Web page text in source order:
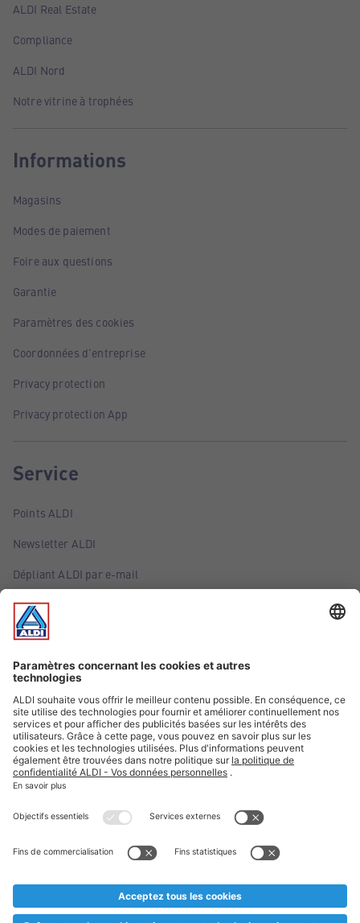
ALDI Real Estate
Compliance
ALDI Nord
Notre vitrine à trophées
Informations
Magasins
Modes de paiement
Foire aux questions
Garantie
Paramètres des cookies
Coordonnées d'entreprise
Privacy protection
Privacy protection App
Service
Points ALDI
Newsletter ALDI
Dépliant ALDI par e-mail
Offres
Infos essentielles
Suivez ALDI Belgique
Textes marqués d'un astérisque et mentions légales
* Nous vendons ces articles temporairement et jusqu'à
au cas où, malgré le planning bien étudié, nous serions
prématurément en rupture de stock. Prix Recupel et TVA incl.
** Sur ce site, l’utilisation de la forme masculine a été adoptée